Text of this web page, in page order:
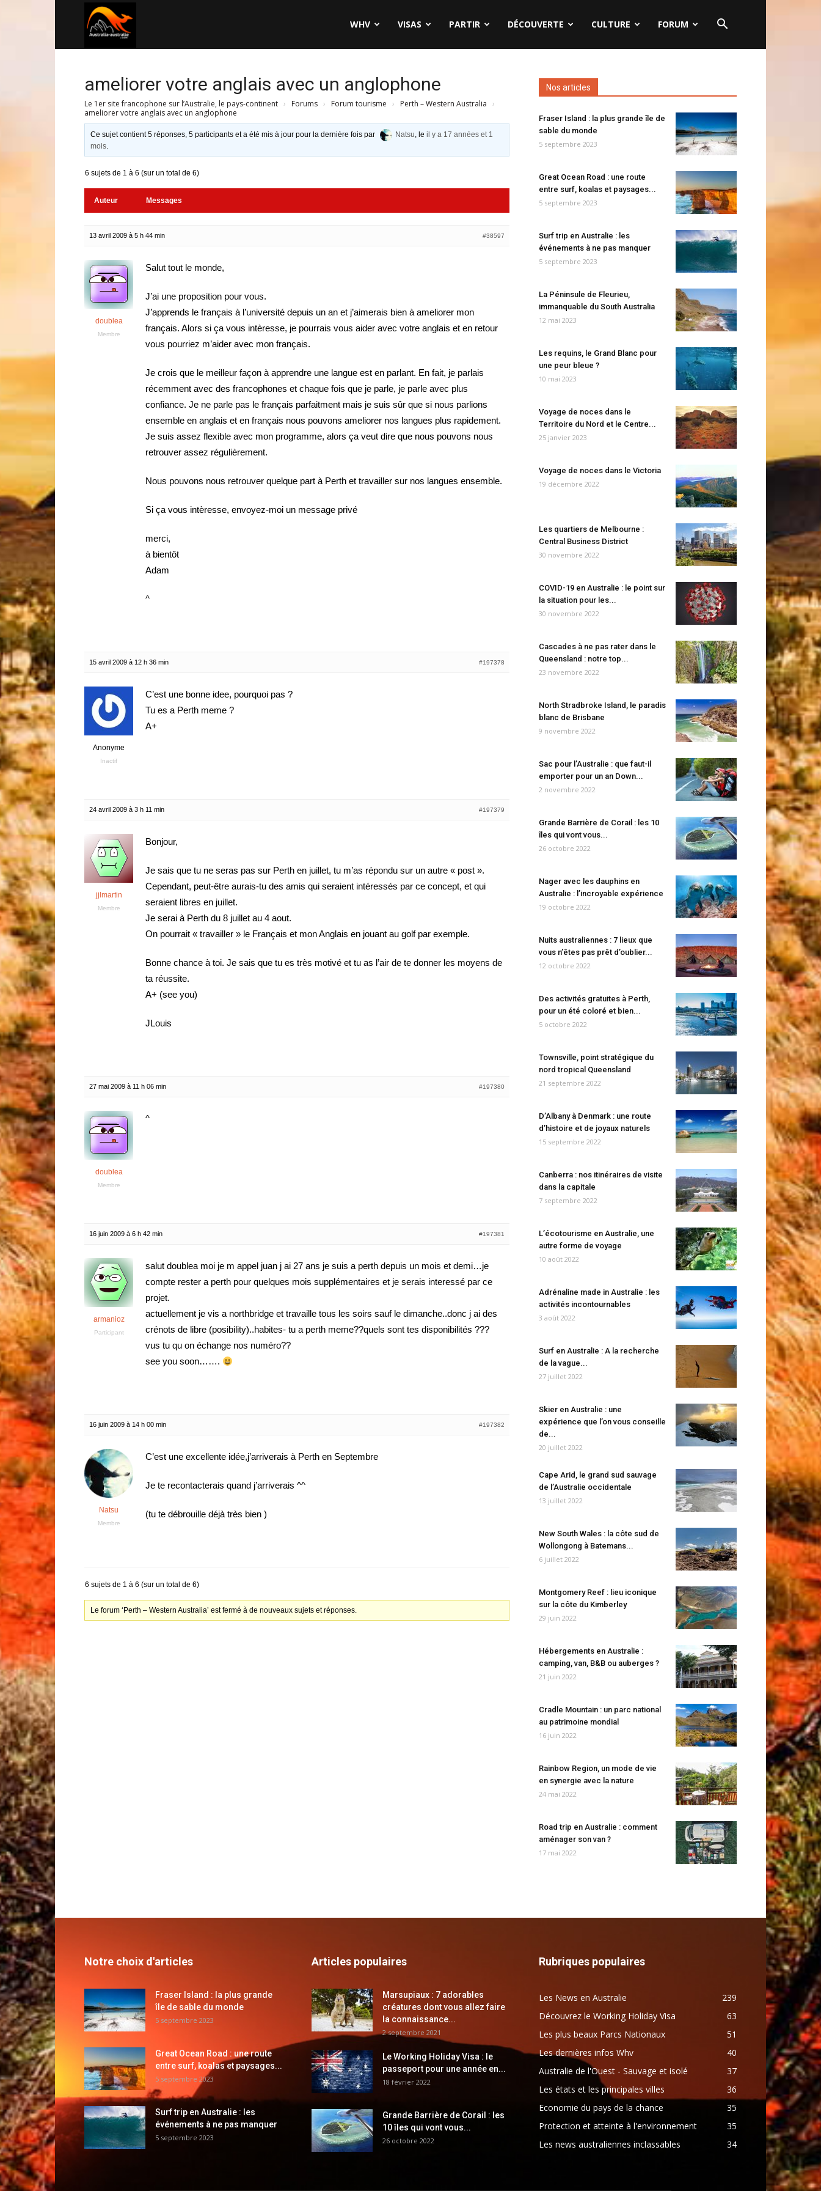
WHV VISAS PARTIR DÉCOUVERTE CULTURE FORUM
ameliorer votre anglais avec un anglophone
Le 1er site francophone sur l’Australie, le pays-continent › Forums › Forum tourisme › Perth – Western Australia ›
ameliorer votre anglais avec un anglophone
Ce sujet contient 5 réponses, 5 participants et a été mis à jour pour la dernière fois par Natsu, leil y a 17 années et 1
mois.
6 sujets de 1 à 6 (sur un total de 6)
Auteur Messages
13 avril 2009 à 5 h 44 min #38597
doublea
Membre
Salut tout le monde,
J’ai une proposition pour vous.
J’apprends le français à l’université depuis un an et j’aimerais bien à ameliorer mon
français. Alors si ça vous intèresse, je pourrais vous aider avec votre anglais et en retour
vous pourriez m’aider avec mon français.
Je crois que le meilleur façon à apprendre une langue est en parlant. En fait, je parlais
récemment avec des francophones et chaque fois que je parle, je parle avec plus
confiance. Je ne parle pas le français parfaitment mais je suis sûr que si nous parlions
ensemble en anglais et en français nous pouvons ameliorer nos langues plus rapidement.
Je suis assez flexible avec mon programme, alors ça veut dire que nous pouvons nous
retrouver assez régulièrement.
Nous pouvons nous retrouver quelque part à Perth et travailler sur nos langues ensemble.
Si ça vous intèresse, envoyez-moi un message privé
merci,
à bientôt
Adam
^
15 avril 2009 à 12 h 36 min #197378
Anonyme
Inactif
C’est une bonne idee, pourquoi pas ?
Tu es a Perth meme ?
A+
24 avril 2009 à 3 h 11 min #197379
jjlmartin
Membre
Bonjour,
Je sais que tu ne seras pas sur Perth en juillet, tu m’as répondu sur un autre « post ».
Cependant, peut-être aurais-tu des amis qui seraient intéressés par ce concept, et qui
seraient libres en juillet.
Je serai à Perth du 8 juillet au 4 aout.
On pourrait « travailler » le Français et mon Anglais en jouant au golf par exemple.
Bonne chance à toi. Je sais que tu es très motivé et tu as l’air de te donner les moyens de
ta réussite.
A+ (see you)
JLouis
27 mai 2009 à 11 h 06 min #197380
doublea
Membre
^
16 juin 2009 à 6 h 42 min #197381
armanioz
Participant
salut doublea moi je m appel juan j ai 27 ans je suis a perth depuis un mois et demi…je
compte rester a perth pour quelques mois supplémentaires et je serais interessé par ce
projet.
actuellement je vis a northbridge et travaille tous les soirs sauf le dimanche..donc j ai des
crénots de libre (posibility)..habites- tu a perth meme??quels sont tes disponibilités ???
vus tu qu on échange nos numéro??
see you soon…….
16 juin 2009 à 14 h 00 min #197382
Natsu
Membre
C’est une excellente idée,j’arriverais à Perth en Septembre
Je te recontacterais quand j’arriverais ^^
(tu te débrouille déjà très bien )
6 sujets de 1 à 6 (sur un total de 6)
Le forum ‘Perth – Western Australia’ est fermé à de nouveaux sujets et réponses.
Nos articles
Fraser Island : la plus grande île de
sable du monde
5 septembre 2023
Great Ocean Road : une route
entre surf, koalas et paysages...
5 septembre 2023
Surf trip en Australie : les
événements à ne pas manquer
5 septembre 2023
La Péninsule de Fleurieu,
immanquable du South Australia
12 mai 2023
Les requins, le Grand Blanc pour
une peur bleue ?
10 mai 2023
Voyage de noces dans le
Territoire du Nord et le Centre...
25 janvier 2023
Voyage de noces dans le Victoria
19 décembre 2022
Les quartiers de Melbourne :
Central Business District
30 novembre 2022
COVID-19 en Australie : le point sur
la situation pour les...
30 novembre 2022
Cascades à ne pas rater dans le
Queensland : notre top...
23 novembre 2022
North Stradbroke Island, le paradis
blanc de Brisbane
9 novembre 2022
Sac pour l’Australie : que faut-il
emporter pour un an Down...
2 novembre 2022
Grande Barrière de Corail : les 10
îles qui vont vous...
26 octobre 2022
Nager avec les dauphins en
Australie : l’incroyable expérience
19 octobre 2022
Nuits australiennes : 7 lieux que
vous n’êtes pas prêt d’oublier...
12 octobre 2022
Des activités gratuites à Perth,
pour un été coloré et bien...
5 octobre 2022
Townsville, point stratégique du
nord tropical Queensland
21 septembre 2022
D’Albany à Denmark : une route
d’histoire et de joyaux naturels
15 septembre 2022
Canberra : nos itinéraires de visite
dans la capitale
7 septembre 2022
L’écotourisme en Australie, une
autre forme de voyage
10 août 2022
Adrénaline made in Australie : les
activités incontournables
3 août 2022
Surf en Australie : A la recherche
de la vague...
27 juillet 2022
Skier en Australie : une
expérience que l’on vous conseille
de...
20 juillet 2022
Cape Arid, le grand sud sauvage
de l’Australie occidentale
13 juillet 2022
New South Wales : la côte sud de
Wollongong à Batemans...
6 juillet 2022
Montgomery Reef : lieu iconique
sur la côte du Kimberley
29 juin 2022
Hébergements en Australie :
camping, van, B&B ou auberges ?
21 juin 2022
Cradle Mountain : un parc national
au patrimoine mondial
16 juin 2022
Rainbow Region, un mode de vie
en synergie avec la nature
24 mai 2022
Road trip en Australie : comment
aménager son van ?
17 mai 2022
Notre choix d'articles
Fraser Island : la plus grande
île de sable du monde
5 septembre 2023
Great Ocean Road : une route
entre surf, koalas et paysages...
5 septembre 2023
Surf trip en Australie : les
événements à ne pas manquer
5 septembre 2023
Articles populaires
Marsupiaux : 7 adorables
créatures dont vous allez faire
la connaissance...
2 septembre 2021
Le Working Holiday Visa : le
passeport pour une année en...
18 février 2022
Grande Barrière de Corail : les
10 îles qui vont vous...
26 octobre 2022
Rubriques populaires
Les News en Australie
239
Découvrez le Working Holiday Visa
63
Les plus beaux Parcs Nationaux
51
Les dernières infos Whv
40
Australie de l'Ouest - Sauvage et isolé
37
Les états et les principales villes
36
Economie du pays de la chance
35
Protection et atteinte à l'environnement
35
Les news australiennes inclassables
34